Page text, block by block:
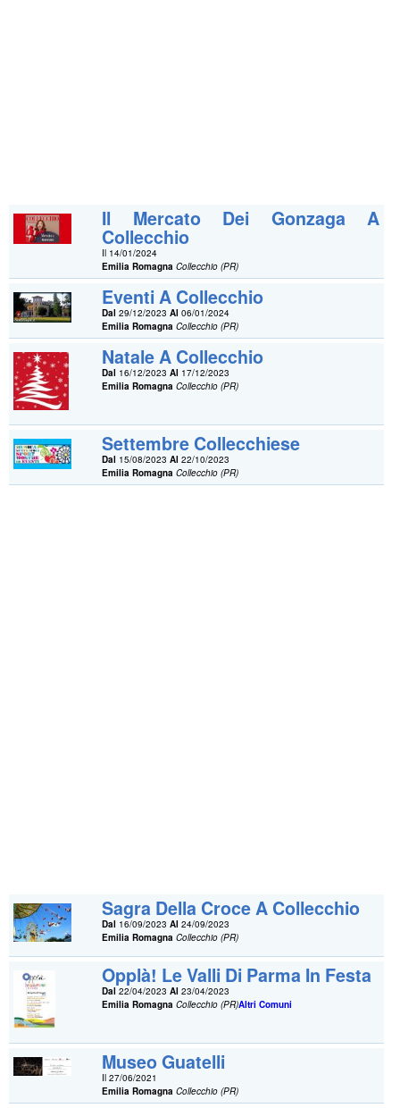
Il Mercato Dei Gonzaga A
Collecchio
Il 14/01/2024
Emilia Romagna Collecchio (PR)
Eventi A Collecchio
Dal 29/12/2023Al 06/01/2024
Emilia Romagna Collecchio (PR)
Natale A Collecchio
Dal 16/12/2023Al 17/12/2023
Emilia Romagna Collecchio (PR)
Settembre Collecchiese
Dal 15/08/2023Al 22/10/2023
Emilia Romagna Collecchio (PR)
Sagra Della Croce A Collecchio
Dal 16/09/2023Al 24/09/2023
Emilia Romagna Collecchio (PR)
Opplà! Le Valli Di Parma In Festa
Dal 22/04/2023Al 23/04/2023
Emilia Romagna Collecchio (PR)Altri Comuni
Museo Guatelli
Il 27/06/2021
Emilia Romagna Collecchio (PR)